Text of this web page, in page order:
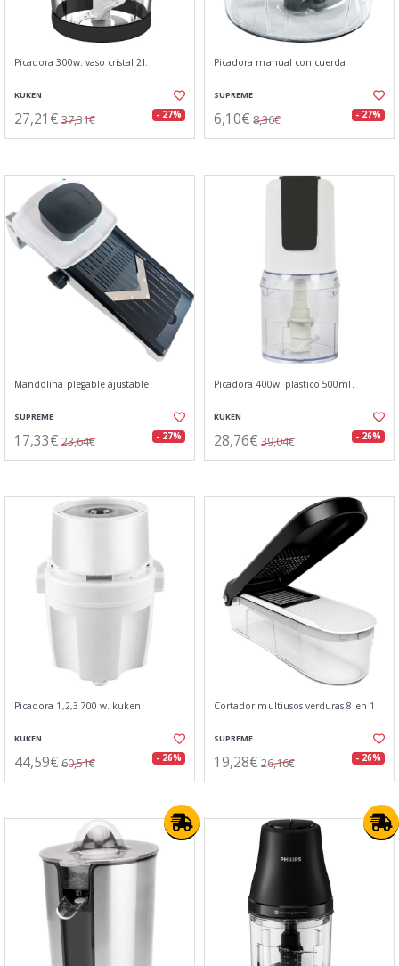
Picadora 300w. vaso cristal 2l.
KUKEN
27,21€ 37,31€ - 27%
Picadora manual con cuerda
SUPREME
6,10€ 8,36€ - 27%
Mandolina plegable ajustable
SUPREME
17,33€ 23,64€ - 27%
Picadora 400w. plastico 500ml.
KUKEN
28,76€ 39,04€ - 26%
Picadora 1,2,3 700 w. kuken
KUKEN
44,59€ 60,51€ - 26%
Cortador multiusos verduras 8 en 1
SUPREME
19,28€ 26,16€ - 26%